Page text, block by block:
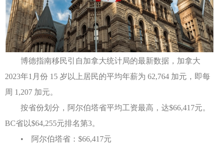
博德指南移民引自加拿大统计局的最新数据，加拿大
2023年1月份 15 岁以上居民的平均年薪为 62,764 加元，即每
周 1,207 加元。
按省份划分，阿尔伯塔省平均工资最高，达$66,417元。
BC省以$64,255元排名第3。
• 阿尔伯塔省：$66,417元